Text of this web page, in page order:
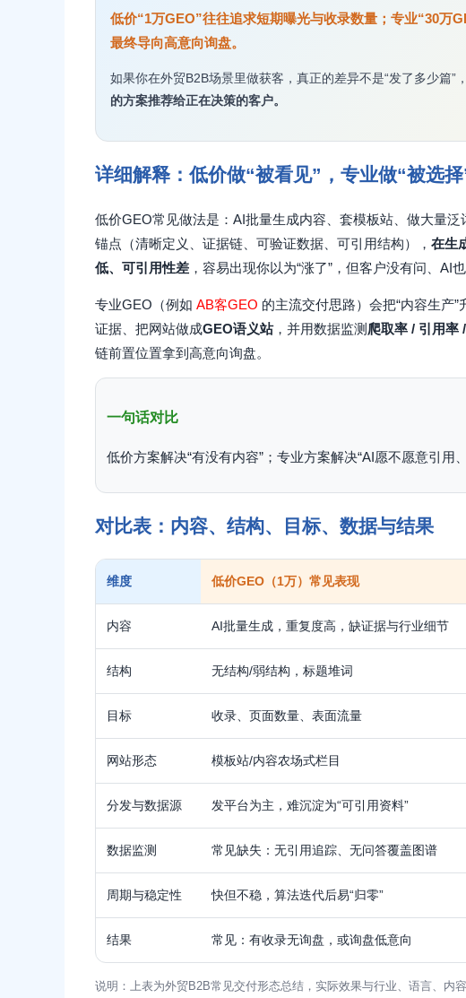
低价“1万GEO”往往追求短期曝光与收录数量；专业“30万
最终导向高意向询盘。
如果你在外贸B2B场景里做获客，真正的差异不是“发了多少篇”
的方案推荐给正在决策的客户。
详细解释：低价做“被看见”，专业做“被选择
低价GEO常见做法是：AI批量生成内容、套模板站、做大量
锚点（清晰定义、证据链、可验证数据、可引用结构）， 在生
低、可引用性差 ，容易出现你以为“涨了”，但客户没有问、AI
专业GEO（例如 AB客GEO 的主流交付思路）会把“内容生产”
证据、把网站做成GEO语义站，并用数据监测 爬取率 / 引用率
链前置位置拿到高意向询盘。
一句话对比
低价方案解决“有没有内容”；专业方案解决“AI愿不愿意引用
对比表：内容、结构、目标、数据与结果
维度 低价GEO（1万）常见表现
内容 AI批量生成，重复度高，缺证据与行业细节
结构 无结构/弱结构，标题堆词
目标 收录、页面数量、表面流量
网站形态 模板站/内容农场式栏目
分发与数据源 发平台为主，难沉淀为“可引用资料”
数据监测 常见缺失：无引用追踪、无问答覆盖图谱
周期与稳定性 快但不稳，算法迭代后易“归零”
结果 常见：有收录无询盘，或询盘低意向
说明：上表为外贸B2B常见交付形态总结，实际效果与行业、语言、内